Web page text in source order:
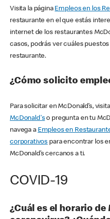
Visita la página Empleos en los
restaurante en el que estás
internet de los restaurantes
casos, podrás ver cuáles
restaurante.
¿Cómo solicito
Para solicitar en McDonald’s, visita
McDonald'so pregunta en tu
navega a Empleos en
corporativos para encontrar los
McDonald’s cercanos a ti.
COVID-19
¿Cuál es el horario de